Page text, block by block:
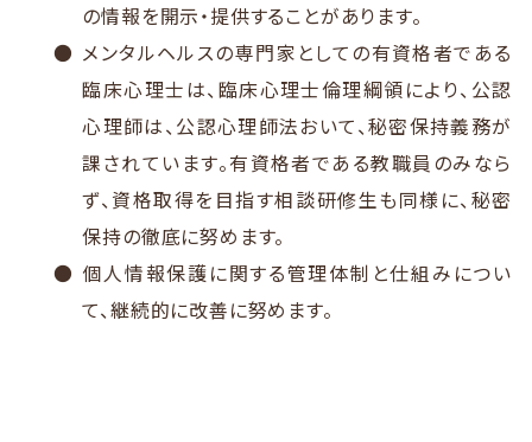
の情報を開示・提供することがあります。
メンタルヘルスの専門家としての有資格者である
臨床心理士は、臨床心理士倫理綱領により、公認
心理師は、公認心理師法おいて、秘密保持義務が
課されています。有資格者である教職員のみなら
ず、資格取得を目指す相談研修生も同様に、秘密
保持の徹底に努めます。
個人情報保護に関する管理体制と仕組みについ
て、継続的に改善に努めます。